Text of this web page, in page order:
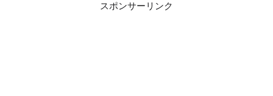
スポンサーリンク